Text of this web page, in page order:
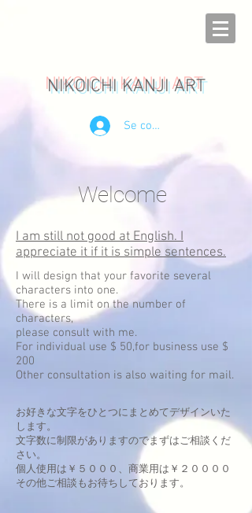
NIKOICHI KANJI ART
Se connecter
Welcome
I am still not good at English. I
appreciate it if it is simple sentences.
I will design that your favorite several
characters into one.
There is a limit on the number of
characters,
please consult with me.
For individual use $ 50,for business use $
200
Other consultation is also waiting for mail.
お好きな文字をひとつにまとめてデザインいた
します。
文字数に制限がありますのでまずはご相談くだ
さい。
個人使用は￥５０００、商業用は￥２００００
その他ご相談もお待ちしております。